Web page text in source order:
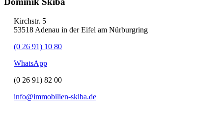
Kirchstr. 5
53518 Adenau in der Eifel am Nürburgring
(0 26 91) 10 80
WhatsApp
(0 26 91) 82 00
info@immobilien-skiba.de